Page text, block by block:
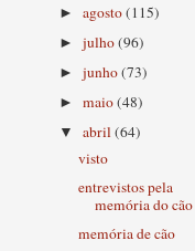
►agosto(115)
►julho(96)
►junho(73)
►maio(48)
▼abril(64)
visto
entrevistos pela
memória do cão
memória de cão